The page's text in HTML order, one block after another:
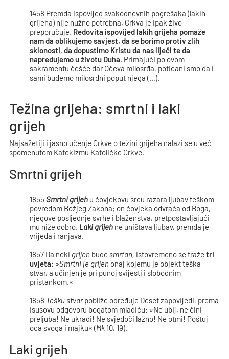
1458 Premda ispovijed svakodnevnih pogrešaka (lakih
grijeha) nije nužno potrebna, Crkva je ipak živo
preporučuje. Redovita ispovijed lakih grijeha pomaže
nam da oblikujemo savjest, da se borimo protiv zlih
sklonosti, da dopustimo Kristu da nas liječi te da
napredujemo u životu Duha. Primajući po ovom
sakramentu češće dar Očeva milosrđa, poticani smo da i
sami budemo milosrdni poput njega (…).
Težina grijeha: smrtni i laki
grijeh
Najsažetiji i jasno učenje Crkve o težini grijeha nalazi se u već
spomenutom Katekizmu Katoličke Crkve.
Smrtni grijeh
1855Smrtni grijeh u čovjekovu srcu razara ljubav teškom
povredom Božjeg Zakona; on čovjeka odvraća od Boga,
njegove posljednje svrhe i blaženstva, pretpostavljajući
mu niže dobro. Laki grijeh ne uništava ljubav, premda je
vrijeđa i ranjava.
1857 Da neki grijeh budesmrtan, istovremeno se tražetri
uvjeta: »Smrtni je grijeh onaj kojemu je objekt teška
stvar, a učinjen je pri punoj svijesti i slobodnim
pristankom.«
1858 Tešku stvarpobliže određuje Deset zapovijedi, prema
Isusovu odgovoru bogatom mladiću: »Ne ubij, ne čini
preljuba! Ne ukradi! Ne svjedoči lažno! Ne otmi! Poštuj
oca svoga i majku« (Mk 10, 19).
Laki grijeh